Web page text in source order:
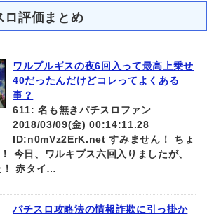
ロ評価まとめ
ワルプルギスの夜6回入って最高上乗せ
40だったんだけどコレってよくある
事？
611: 名も無きパチスロファン
2018/03/09(金) 00:14:11.28
ID:n0mVz2ErK.net すみません！ ちょ
今日、ワルキプス六回入りましたが、
！ 赤タイ…
パチスロ攻略法の情報詐欺に引っ掛か